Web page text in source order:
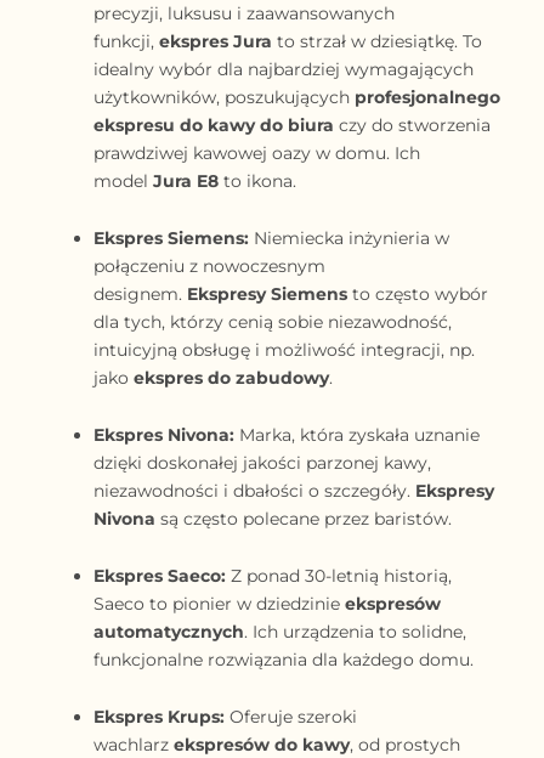
precyzji, luksusu i zaawansowanych
funkcji, ekspres Jura to strzał w dziesiątkę. To
idealny wybór dla najbardziej wymagających
użytkowników, poszukujących profesjonalnego
ekspresu do kawy do biura czy do stworzenia
prawdziwej kawowej oazy w domu. Ich
model Jura E8 to ikona.
Ekspres Siemens: Niemiecka inżynieria w
połączeniu z nowoczesnym
designem. Ekspresy Siemens to często wybór
dla tych, którzy cenią sobie niezawodność,
intuicyjną obsługę i możliwość integracji, np.
jako ekspres do zabudowy.
Ekspres Nivona: Marka, która zyskała uznanie
dzięki doskonałej jakości parzonej kawy,
niezawodności i dbałości o szczegóły. Ekspresy
Nivona są często polecane przez baristów.
Ekspres Saeco: Z ponad 30-letnią historią,
Saeco to pionier w dziedzinie ekspresów
automatycznych. Ich urządzenia to solidne,
funkcjonalne rozwiązania dla każdego domu.
Ekspres Krups: Oferuje szeroki
wachlarz ekspresów do kawy, od prostych